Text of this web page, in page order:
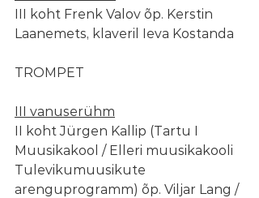
III koht Frenk Valov õp. Kerstin
Laanemets, klaveril Ieva Kostanda
TROMPET
III vanuserühm
II koht Jürgen Kallip (Tartu I
Muusikakool / Elleri muusikakooli
Tulevikumuusikute
arenguprogramm) õp. Viljar Lang /